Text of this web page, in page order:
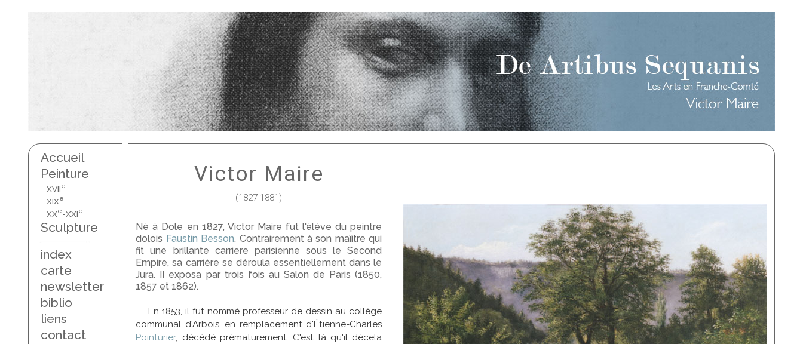
Accueil
Peinture
XVIIe
XIXe
XXe-XXIe
Sculpture
index
carte
newsletter
biblio
liens
contact
Victor Maire
(1827-1881)
Né à Dole en 1827, Victor Maire fut l'élève du peintre
dolois Faustin Besson. Contrairement à son maîitre qui
fit une brillante carriere parisienne sous le Second
Empire, sa carrière se déroula essentiellement dans le
Jura. II exposa par trois fois au Salon de Paris (1850,
1857 et 1862).
En 1853, il fut nommé professeur de dessin au collège
communal d'Arbois, en remplacement d'Étienne-Charles
Pointurier, décédé prématurement. C'est là qu'il décela